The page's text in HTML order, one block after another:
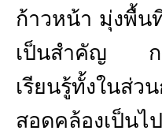
ก้าวหน้า มุ่งพื้น
เป็นสำคัญ กา
เรียนรู้ทั้งใน
สอดคล้องเป็นไ